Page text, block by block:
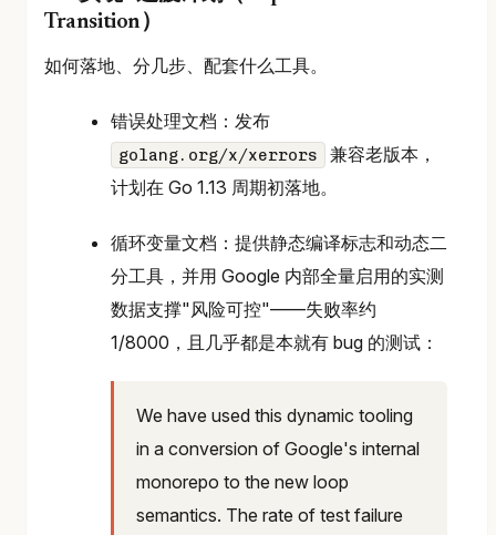
Transition）
如何落地、分几步、配套什么工具。
错误处理文档：发布
golang.org/x/xerrors
兼容老版本，
计划在 Go 1.13 周期初落地。
循环变量文档：提供静态编译标志和动态二
分工具，并用 Google 内部全量启用的实测
数据支撑"风险可控"——失败率约
1/8000，且几乎都是本就有 bug 的测试：
We have used this dynamic tooling
in a conversion of Google's internal
monorepo to the new loop
semantics. The rate of test failure